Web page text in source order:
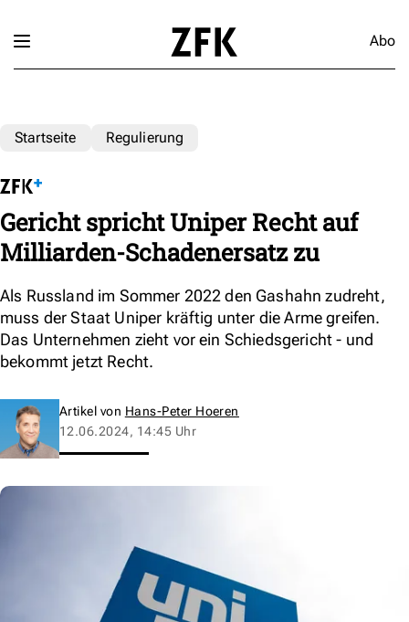
Abo
Startseite Regulierung
Gericht spricht Uniper Recht auf
Milliarden-Schadenersatz zu
Als Russland im Sommer 2022 den Gashahn zudreht,
muss der Staat Uniper kräftig unter die Arme greifen.
Das Unternehmen zieht vor ein Schiedsgericht - und
bekommt jetzt Recht.
Artikel von Hans-Peter Hoeren
12.06.2024, 14:45 Uhr